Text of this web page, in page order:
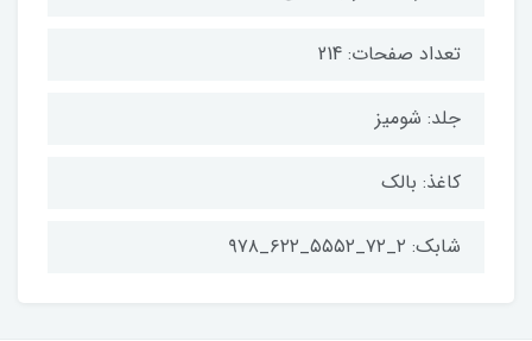
تعداد صفحات: 214
جلد: شومیز
کاغذ: بالک
شابک: ۲_۷۲_۵۵۵۲_۶۲۲_۹۷۸